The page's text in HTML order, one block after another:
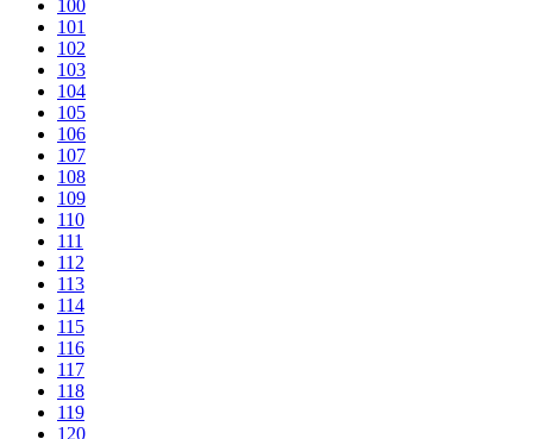
100
101
102
103
104
105
106
107
108
109
110
111
112
113
114
115
116
117
118
119
120